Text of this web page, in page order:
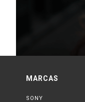
MARCAS
SONY